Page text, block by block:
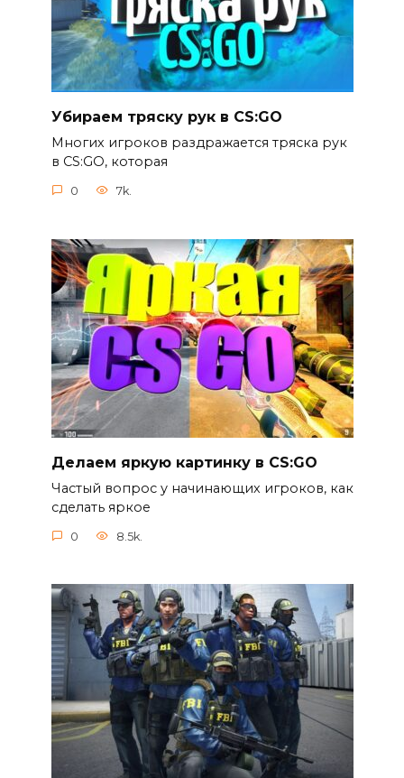
Убираем тряску рук в CS:GO
Многих игроков раздражается тряска рук
в CS:GO, которая
0 7k.
Делаем яркую картинку в CS:GO
Частый вопрос у начинающих игроков, как
сделать яркое
0 8.5k.